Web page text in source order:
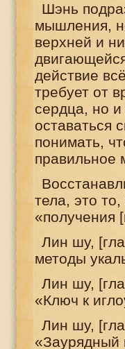
Шэнь
мышления,
верхней и
действие
требует от
сердца, но и
оставаться
понимать,
правильное
тела, это
«получения
Лин шу,
методы
Лин шу,
«Ключ к
Лин шу,
«Заурядный